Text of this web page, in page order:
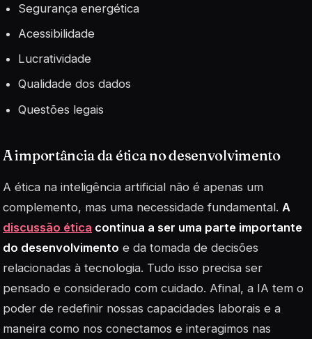
Segurança energética
Acessibilidade
Lucratividade
Qualidade dos dados
Questões legais
A importância da ética no desenvolvimento
A ética na inteligência artificial não é apenas um
complemento, mas uma necessidade fundamental. A
discussão ética continua a ser uma parte importante
do desenvolvimento e da tomada de decisões
relacionadas à tecnologia. Tudo isso precisa ser
pensado e considerado com cuidado. Afinal, a IA tem o
poder de redefinir nossas capacidades laborais e a
maneira como nos conectamos e interagimos nas